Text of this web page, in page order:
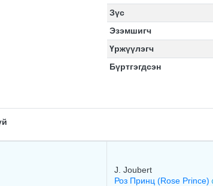
Зүс
Эзэмшигч
Үржүүлэгч
Бүртгэгдсэн
J. Joubert
Роз Принц (Rose Prince)